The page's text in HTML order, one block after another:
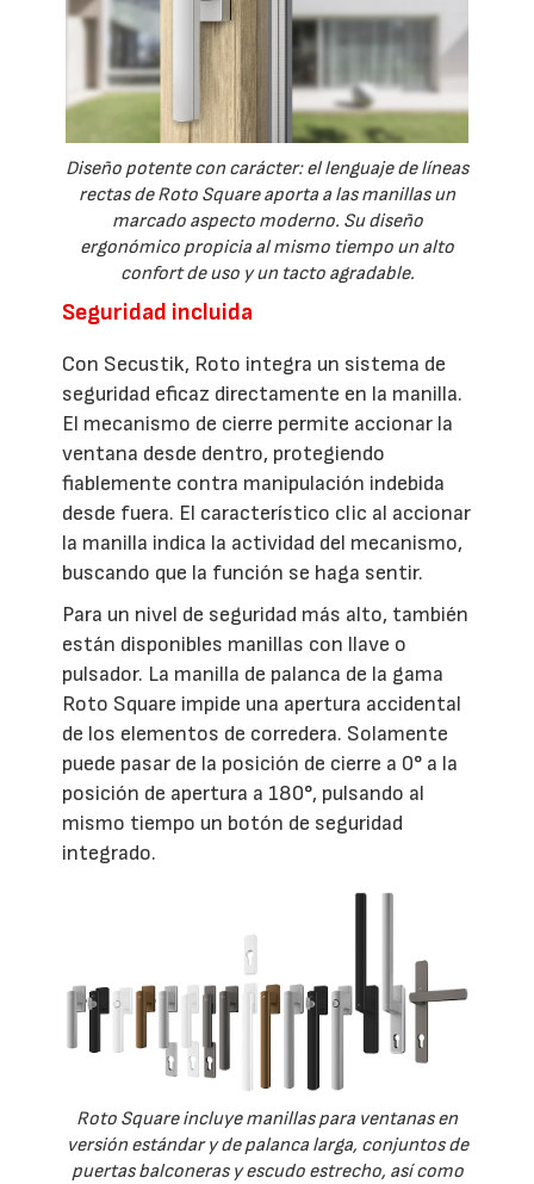
Diseño potente con carácter: el lenguaje de líneas
rectas de Roto Square aporta a las manillas un
marcado aspecto moderno. Su diseño
ergonómico propicia al mismo tiempo un alto
confort de uso y un tacto agradable.
Seguridad incluida
Con Secustik, Roto integra un sistema de
seguridad eficaz directamente en la manilla.
El mecanismo de cierre permite accionar la
ventana desde dentro, protegiendo
fiablemente contra manipulación indebida
desde fuera. El característico clic al accionar
la manilla indica la actividad del mecanismo,
buscando que la función se haga sentir.
Para un nivel de seguridad más alto, también
están disponibles manillas con llave o
pulsador. La manilla de palanca de la gama
Roto Square impide una apertura accidental
de los elementos de corredera. Solamente
puede pasar de la posición de cierre a 0° a la
posición de apertura a 180°, pulsando al
mismo tiempo un botón de seguridad
integrado.
Roto Square incluye manillas para ventanas en
versión estándar y de palanca larga, conjuntos de
puertas balconeras y escudo estrecho, así como